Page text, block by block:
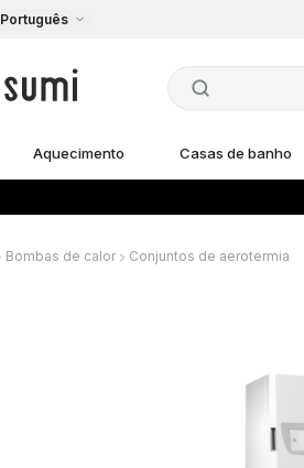
Português
Aquecimento Casas de banho
Bombas de calor Conjuntos de aerotermia